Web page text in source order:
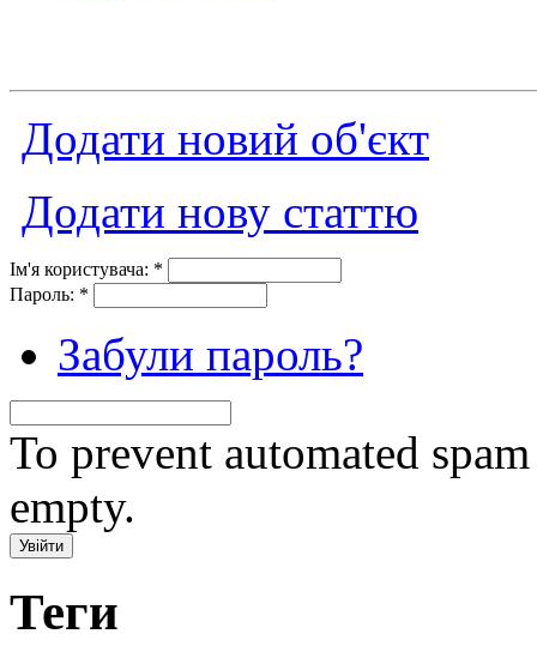
Додати новий об'єкт
Додати нову статтю
Ім'я користувача: *
Пароль: *
Забули пароль?
To prevent automated
empty.
Теги